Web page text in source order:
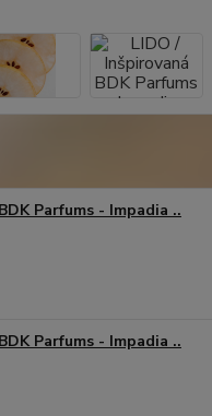
Parfums - Impadia ..
Parfums - Impadia ..